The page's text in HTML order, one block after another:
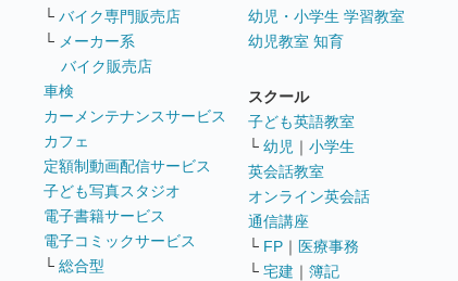
└ バイク専門販売店
└ メーカー系
バイク販売店
車検
カーメンテナンスサービス
カフェ
定額制動画配信サービス
子ども写真スタジオ
電子書籍サービス
電子コミックサービス
└ 総合型
幼児・小学生 学習教室
幼児教室 知育
スクール
子ども英語教室
└ 幼児 ｜ 小学生
英会話教室
オンライン英会話
通信講座
└ FP ｜ 医療事務
└ 宅建 ｜ 簿記